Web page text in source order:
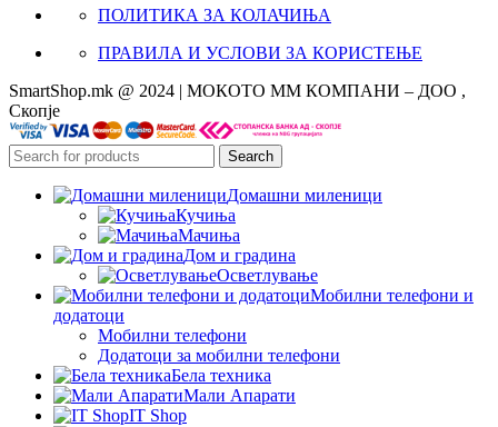
ПОЛИТИКА ЗА КОЛАЧИЊА
ПРАВИЛА И УСЛОВИ ЗА КОРИСТЕЊЕ
SmartShop.mk @ 2024 | МОКОТО ММ КОМПАНИ – ДОО ,
Скопје
Search
Домашни миленици
Кучиња
Мачиња
Дом и градина
Осветлување
Мобилни телефони и
додатоци
Мобилни телефони
Додатоци за мобилни телефони
Бела техника
Мали Апарати
IT Shop